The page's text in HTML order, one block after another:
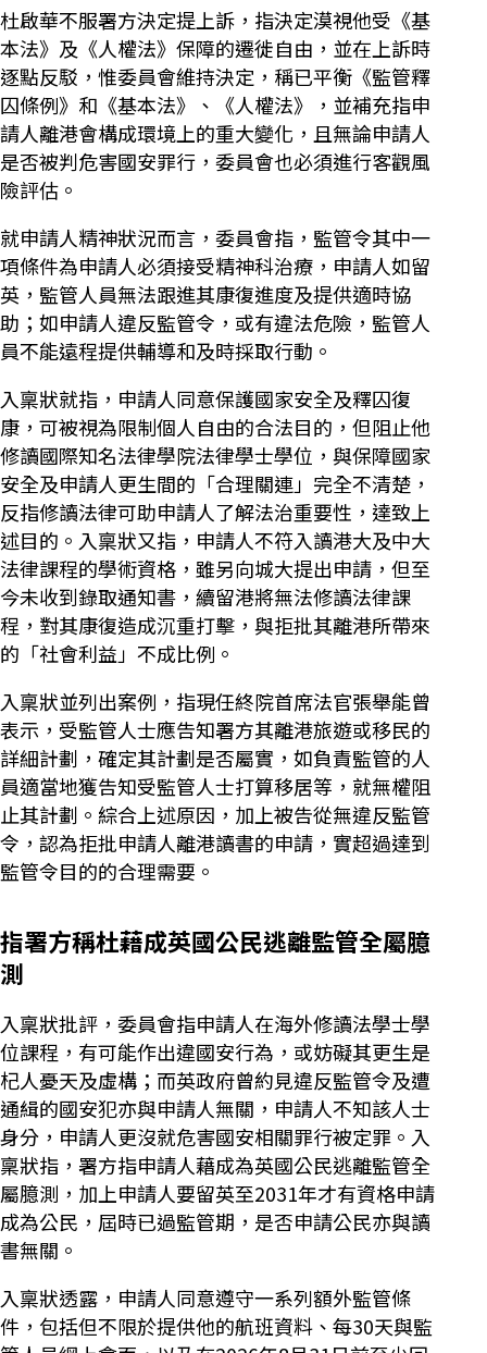
杜啟華不服署方決定提上訴，指決定漠視他受《基
本法》及《人權法》保障的遷徙自由，並在上訴時
逐點反駁，惟委員會維持決定，稱已平衡《監管釋
囚條例》和《基本法》、《人權法》，並補充指申
請人離港會構成環境上的重大變化，且無論申請人
是否被判危害國安罪行，委員會也必須進行客觀風
險評估。
就申請人精神狀況而言，委員會指，監管令其中一
項條件為申請人必須接受精神科治療，申請人如留
英，監管人員無法跟進其康復進度及提供適時協
助；如申請人違反監管令，或有違法危險，監管人
員不能遠程提供輔導和及時採取行動。
入稟狀就指，申請人同意保護國家安全及釋囚復
康，可被視為限制個人自由的合法目的，但阻止他
修讀國際知名法律學院法律學士學位，與保障國家
安全及申請人更生間的「合理關連」完全不清楚，
反指修讀法律可助申請人了解法治重要性，達致上
述目的。入稟狀又指，申請人不符入讀港大及中大
法律課程的學術資格，雖另向城大提出申請，但至
今未收到錄取通知書，續留港將無法修讀法律課
程，對其康復造成沉重打擊，與拒批其離港所帶來
的「社會利益」不成比例。
入稟狀並列出案例，指現任終院首席法官張舉能曾
表示，受監管人士應告知署方其離港旅遊或移民的
詳細計劃，確定其計劃是否屬實，如負責監管的人
員適當地獲告知受監管人士打算移居等，就無權阻
止其計劃。綜合上述原因，加上被告從無違反監管
令，認為拒批申請人離港讀書的申請，實超過達到
監管令目的的合理需要。
指署方稱杜藉成英國公民逃離監管全屬臆
測
入稟狀批評，委員會指申請人在海外修讀法學士學
位課程，有可能作出違國安行為，或妨礙其更生是
杞人憂天及虛構；而英政府曾約見違反監管令及遭
通緝的國安犯亦與申請人無關，申請人不知該人士
身分，申請人更沒就危害國安相關罪行被定罪。入
稟狀指，署方指申請人藉成為英國公民逃離監管全
屬臆測，加上申請人要留英至2031年才有資格申請
成為公民，屆時已過監管期，是否申請公民亦與讀
書無關。
入稟狀透露，申請人同意遵守一系列額外監管條
件，包括但不限於提供他的航班資料、每30天與監